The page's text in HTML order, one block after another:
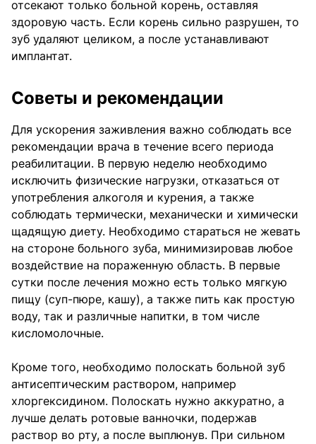
отсекают только больной корень, оставляя
здоровую часть. Если корень сильно разрушен, то
зуб удаляют целиком, а после устанавливают
имплантат.
Советы и рекомендации
Для ускорения заживления важно соблюдать все
рекомендации врача в течение всего периода
реабилитации. В первую неделю необходимо
исключить физические нагрузки, отказаться от
употребления алкоголя и курения, а также
соблюдать термически, механически и химически
щадящую диету. Необходимо стараться не жевать
на стороне больного зуба, минимизировав любое
воздействие на пораженную область. В первые
сутки после лечения можно есть только мягкую
пищу (суп-пюре, кашу), а также пить как простую
воду, так и различные напитки, в том числе
кисломолочные.
Кроме того, необходимо полоскать больной зуб
антисептическим раствором, например
хлоргексидином. Полоскать нужно аккуратно, а
лучше делать ротовые ванночки, подержав
раствор во рту, а после выплюнув. При сильном